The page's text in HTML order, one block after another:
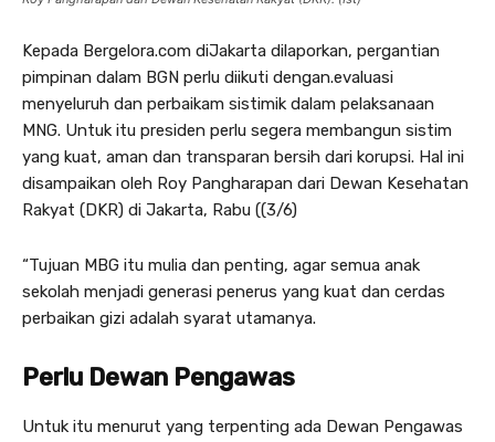
Kepada Bergelora.com diJakarta dilaporkan, pergantian
pimpinan dalam BGN perlu diikuti dengan.evaluasi
menyeluruh dan perbaikam sistimik dalam pelaksanaan
MNG. Untuk itu presiden perlu segera membangun sistim
yang kuat, aman dan transparan bersih dari korupsi. Hal ini
disampaikan oleh Roy Pangharapan dari Dewan Kesehatan
Rakyat (DKR) di Jakarta, Rabu ((3/6)
“Tujuan MBG itu mulia dan penting, agar semua anak
sekolah menjadi generasi penerus yang kuat dan cerdas
perbaikan gizi adalah syarat utamanya.
Perlu Dewan Pengawas
Untuk itu menurut yang terpenting ada Dewan Pengawas